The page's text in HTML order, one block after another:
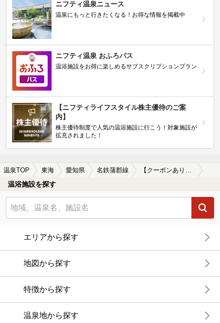
ニフティ温泉ニュース
温泉にもっと行きたくなる！お得な情報を掲載中
ニフティ温泉 おふろパス
温浴施設をお得に楽しめるサブスクリプションプラン
【ニフティライフスタイル株主優待のご案
内】
株主優待制度で人気の温浴施設に行こう！対象施設が
拡充されました！
温泉TOP 東海 愛知県 名鉄蒲郡線 【クーポンあり】マッサージ、エステがある名鉄蒲郡線周辺の温泉、日帰り温泉、スーパー銭湯を探す
温浴施設を探す
エリアから探す
地図から探す
特徴から探す
温泉地から探す